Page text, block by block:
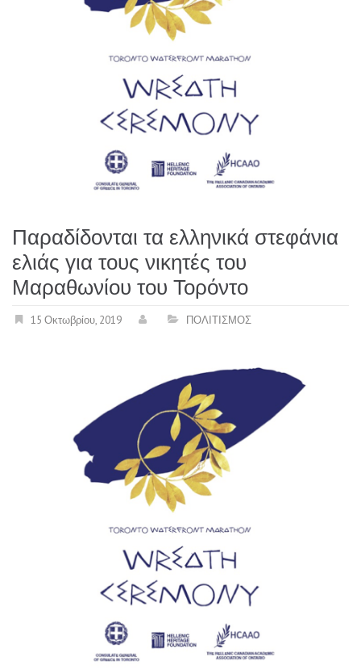
Παραδίδονται τα ελληνικά στεφάνια
ελιάς για τους νικητές του
Μαραθωνίου του Τορόντο
15 Οκτωβρίου, 2019 ΠΟΛΙΤΙΣΜΟΣ